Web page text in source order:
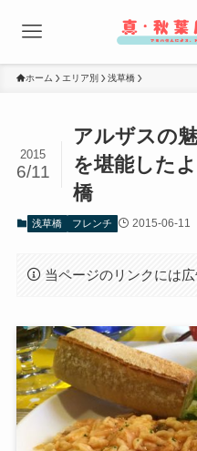
ホーム エリア別 浅草橋
アルザスの
を堪能した
橋
2015
6/11
浅草橋 フレンチ 2015-06-11
当ページのリンクには